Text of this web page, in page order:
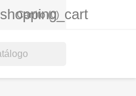
shopping_cart
Carrito (0)